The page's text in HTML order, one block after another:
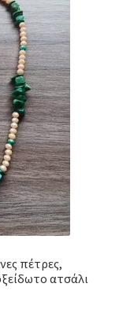
πέτρες,
ατσάλι